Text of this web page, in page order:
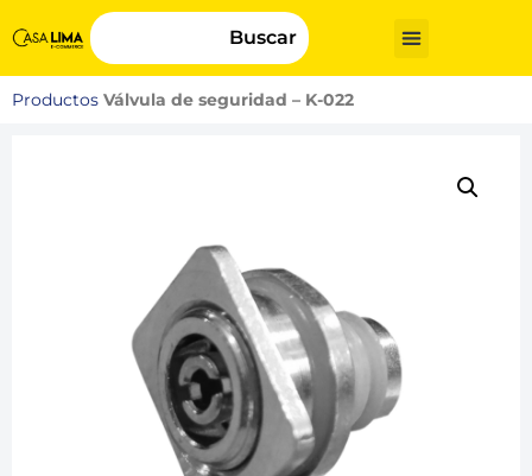
Buscar
Productos Válvula de seguridad – K-022